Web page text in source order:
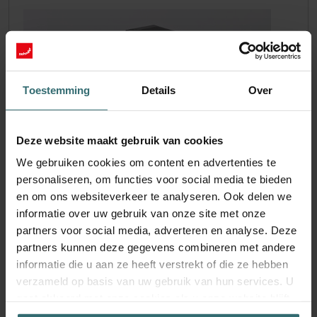
Toestemming Details Over
Deze website maakt gebruik van cookies
We gebruiken cookies om content en advertenties te
personaliseren, om functies voor social media te bieden
en om ons websiteverkeer te analyseren. Ook delen we
informatie over uw gebruik van onze site met onze
partners voor social media, adverteren en analyse. Deze
partners kunnen deze gegevens combineren met andere
informatie die u aan ze heeft verstrekt of die ze hebben
verzameld op basis van uw gebruik van hun services. U
Fresh Scent Filter Set – ComfoWell
Filterbox 625 | Zehnder Original
Filterset om je binnenlucht te beschermen tegen
ongewenste geuren en stof - 2x ePM10 (M5)
Catalogusnummer: 990323655
Dit product is te vinden in:ComfoWell Filterbox 625